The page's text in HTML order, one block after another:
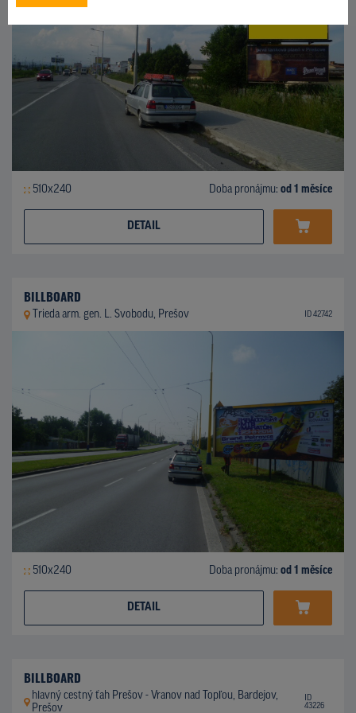
510x240 Doba pronájmu: od 1 měsíce
DETAIL
BILLBOARD
Trieda arm. gen. L. Svobodu, Prešov ID 42742
510x240 Doba pronájmu: od 1 měsíce
DETAIL
BILLBOARD
hlavný cestný ťah Prešov - Vranov nad Topľou, Bardejov,
Prešov
ID
43226